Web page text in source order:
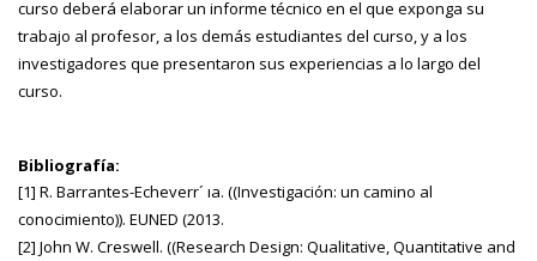
curso deberá elaborar un informe técnico en el que exponga su
trabajo al profesor, a los demás estudiantes del curso, y a los
investigadores que presentaron sus experiencias a lo largo del
curso.
Bibliografía:
[1] R. Barrantes-Echeverr´ ıa. ((Investigación: un camino al
conocimiento)). EUNED (2013.
[2] John W. Creswell. ((Research Design: Qualitative, Quantitative and